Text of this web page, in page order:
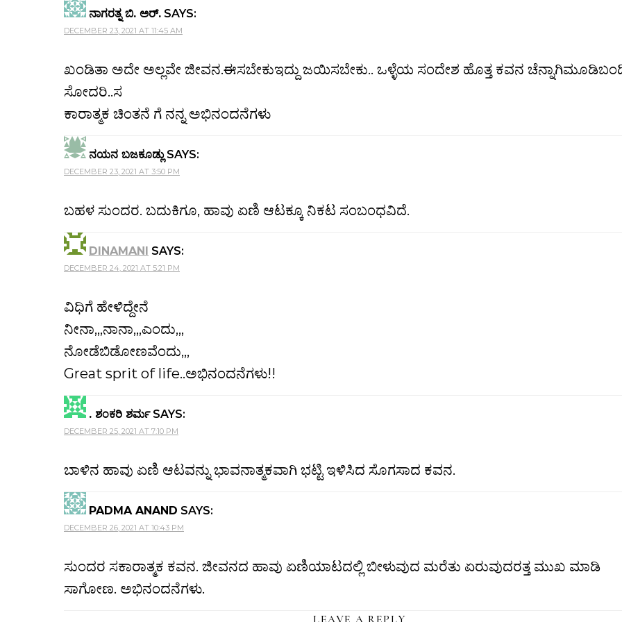
ನಾಗರತ್ನ ಬಿ. ಅರ್. SAYS:
DECEMBER 23, 2021 AT 11:45 AM
ಖಂಡಿತಾ ಅದೇ ಅಲ್ಲವೇ ಜೀವನ.ಈಸಬೇಕುಇದ್ದು ಜಯಿಸಬೇಕು.. ಒಳ್ಳೆಯ ಸಂದೇಶ ಹೊತ್ತ ಕವನ
ಸೋದರಿ..ಸ
ಕಾರಾತ್ಮಕ ಚಿಂತನೆ ಗೆ ನನ್ನ ಅಭಿನಂದನೆಗಳು
ನಯನ ಬಜಕೂಡ್ಲು SAYS:
DECEMBER 23, 2021 AT 3:50 PM
ಬಹಳ ಸುಂದರ. ಬದುಕಿಗೂ, ಹಾವು ಏಣಿ ಆಟಕ್ಕೂ ನಿಕಟ ಸಂಬಂಧವಿದೆ.
DINAMANI SAYS:
DECEMBER 24, 2021 AT 5:21 PM
ವಿಧಿಗೆ ಹೇಳಿದ್ದೇನೆ
ನೀನಾ,,,ನಾನಾ,,,ಎಂದು,,,
ನೋಡೆಬಿಡೋಣವೆಂದು,,,
Great sprit of life..ಅಭಿನಂದನೆಗಳು!!
. ಶಂಕರಿ ಶರ್ಮ SAYS:
DECEMBER 25, 2021 AT 7:10 PM
ಬಾಳಿನ ಹಾವು ಏಣಿ ಆಟವನ್ನು ಭಾವನಾತ್ಮಕವಾಗಿ ಭಟ್ಟಿ ಇಳಿಸಿದ ಸೊಗಸಾದ ಕವನ.
PADMA ANAND SAYS:
DECEMBER 26, 2021 AT 10:43 PM
ಸುಂದರ ಸಕಾರಾತ್ಮಕ ಕವನ. ಜೀವನದ ಹಾವು ಏಣಿಯಾಟದಲ್ಲಿ ಬೀಳುವುದ ಮರೆತು ಏರುವುದರತ್ತ ಮುಖ ಮಾಡಿ
ಸಾಗೋಣ. ಅಭಿನಂದನೆಗಳು.